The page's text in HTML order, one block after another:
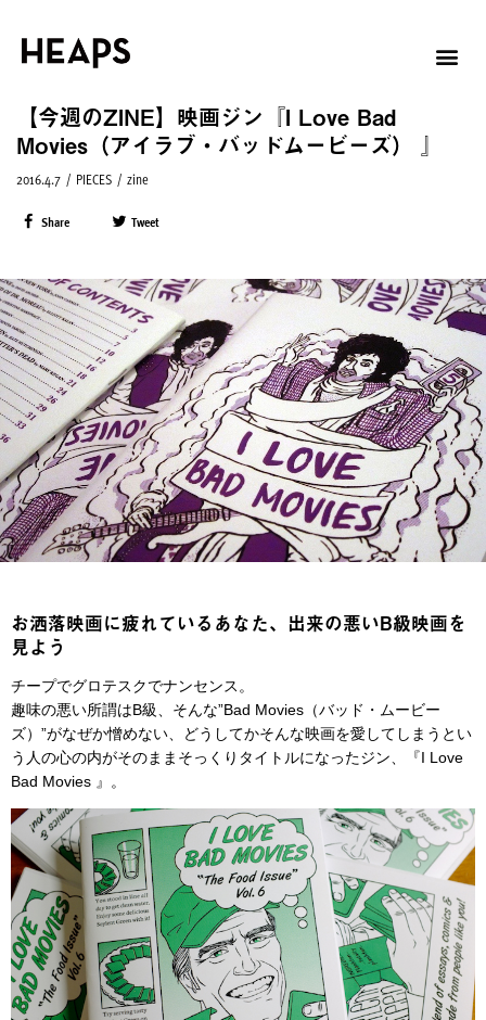
【今週のZINE】映画ジン『I Love Bad
Movies（アイラブ・バッドムービーズ） 』
2016.4.7 / PIECES / zine
Share Tweet
お洒落映画に疲れているあなた、出来の悪いB級映画を
見よう
チープでグロテスクでナンセンス。
趣味の悪い所謂はB級、そんな”Bad Movies（バッド・ムービー
ズ）”がなぜか憎めない、どうしてかそんな映画を愛してしまうとい
う人の心の内がそのままそっくりタイトルになったジン、『I Love
Bad Movies 』。